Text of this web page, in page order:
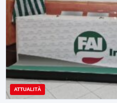
ATTUALITÀ